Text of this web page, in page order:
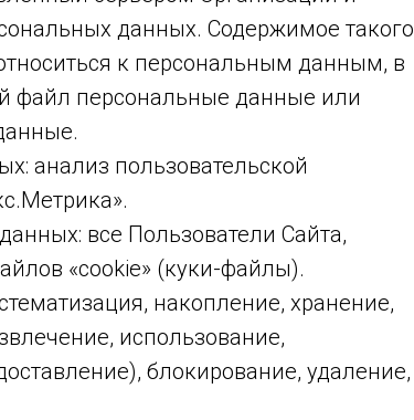
данных. Содержимое такого
к персональным данным, в
файл персональные данные или
анализ пользовательской
все Пользователи Сайта,
«cookie» (куки-файлы).
накопление, хранение,
использование,
блокирование, удаление,